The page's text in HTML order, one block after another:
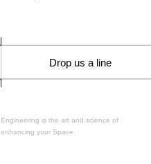
Drop us a line
Engineering is the art and science of
enhancing your Space.